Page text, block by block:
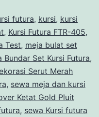
futura, kursi, kursi
, Kursi Futura FTR-405,
Test, meja bulat set
Bundar Set Kursi Futura,
Serut Merah
, sewa meja dan kursi
Ketat Gold Pluit
, sewa Kursi futura